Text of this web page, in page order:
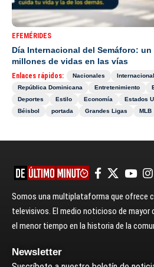
EFEMÉRIDES
Día Internacional del Semáforo:
millones de vidas en las vías
Enlaces rápidos: Nacionales
República Dominicana
Entretenimiento
Deportes
Estilo Economía Estados
Béisbol
portada Grandes Ligas MLB
Somos una multiplataforma que ofrece
televisivos. El medio noticioso de mayor
el menor tiempo en la historia de la
Newsletter